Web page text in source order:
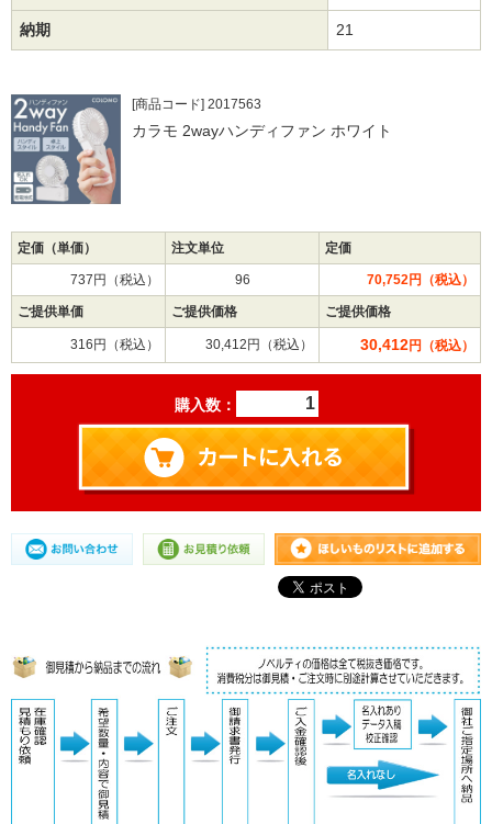
納期 21
[商品コード] 2017563
カラモ 2wayハンディファン ホワイト
定価（単価） 注文単位 定価
737円（税込） 96 70,752円（税込）
ご提供単価 ご提供価格 ご提供価格
316円（税込） 30,412円（税込） 30,412円（税込）
購入数：